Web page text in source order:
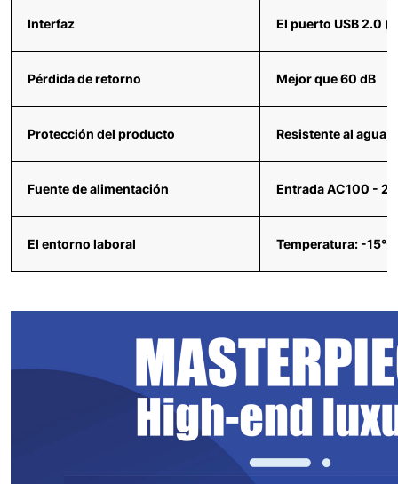
Interfaz El puerto USB 2.0
Pérdida de retorno Mejor que 60 dB
Protección del producto Resistente al agua,
Fuente de alimentación Entrada AC100 -
El entorno laboral Temperatura: -